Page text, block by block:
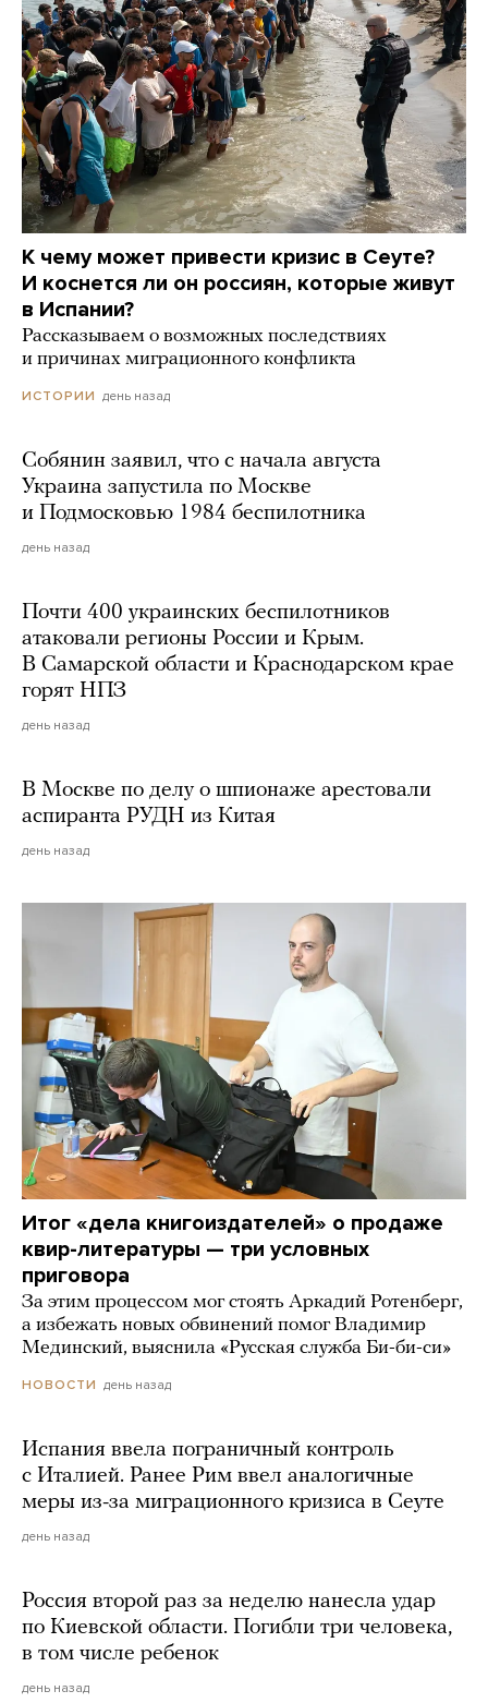
К чему может привести кризис в Сеуте?
И коснется ли он россиян, которые живут
в Испании?
Рассказываем о возможных последствиях
и причинах миграционного конфликта
ИСТОРИИ день назад
Собянин заявил, что с начала августа
Украина запустила по Москве
и Подмосковью 1984 беспилотника
день назад
Почти 400 украинских беспилотников
атаковали регионы России и Крым.
В Самарской области и Краснодарском крае
горят НПЗ
день назад
В Москве по делу о шпионаже арестовали
аспиранта РУДН из Китая
день назад
Итог «дела книгоиздателей» о продаже
квир-литературы — три условных
приговора
За этим процессом мог стоять Аркадий Ротенберг,
а избежать новых обвинений помог Владимир
Мединский, выяснила «Русская служба Би-би-си»
НОВОСТИ день назад
Испания ввела пограничный контроль
с Италией. Ранее Рим ввел аналогичные
меры из-за миграционного кризиса в Сеуте
день назад
Россия второй раз за неделю нанесла удар
по Киевской области. Погибли три человека,
в том числе ребенок
день назад